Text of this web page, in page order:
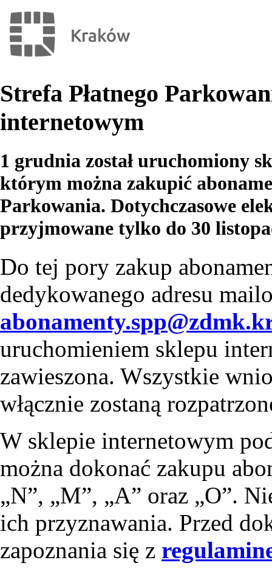
Strefa Płatnego
internetowym
1 grudnia został uruchomiony
którym można zakupić
Parkowania. Dotychczasowe
przyjmowane tylko do 30
Do tej pory zakup
dedykowanego adresu
uruchomieniem sklepu
zawieszona. Wszystkie
włącznie zostaną
W sklepie internetowym
można dokonać zakupu
„N”, „M”, „A” oraz „O”.
ich przyznawania. Przed
zapoznania się z